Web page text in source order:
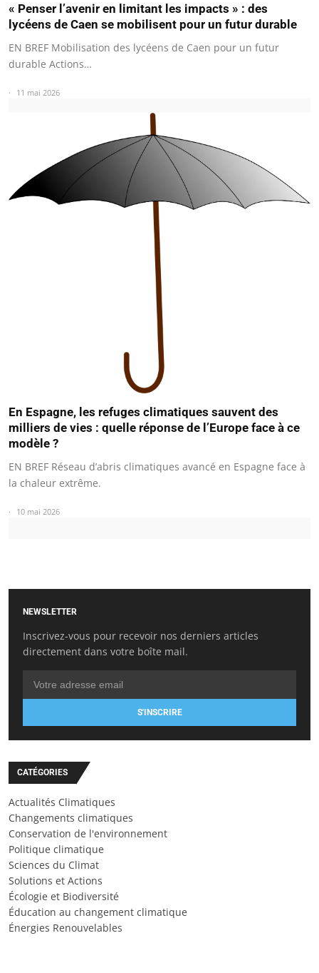
« Penser l’avenir en limitant les impacts » : des
lycéens de Caen se mobilisent pour un futur durable
EN BREF Mobilisation des lycéens de Caen pour un futur
durable Actions…
11 mai 2026
En Espagne, les refuges climatiques sauvent des
milliers de vies : quelle réponse de l’Europe face à ce
modèle ?
EN BREF Réseau d’abris climatiques avancé en Espagne face à
la chaleur extrême.
10 mai 2026
NEWSLETTER
Inscrivez-vous pour recevoir nos derniers articles
directement dans votre boîte mail.
S'INSCRIRE
CATÉGORIES
Actualités Climatiques
Changements climatiques
Conservation de l'environnement
Politique climatique
Sciences du Climat
Solutions et Actions
Écologie et Biodiversité
Éducation au changement climatique
Énergies Renouvelables